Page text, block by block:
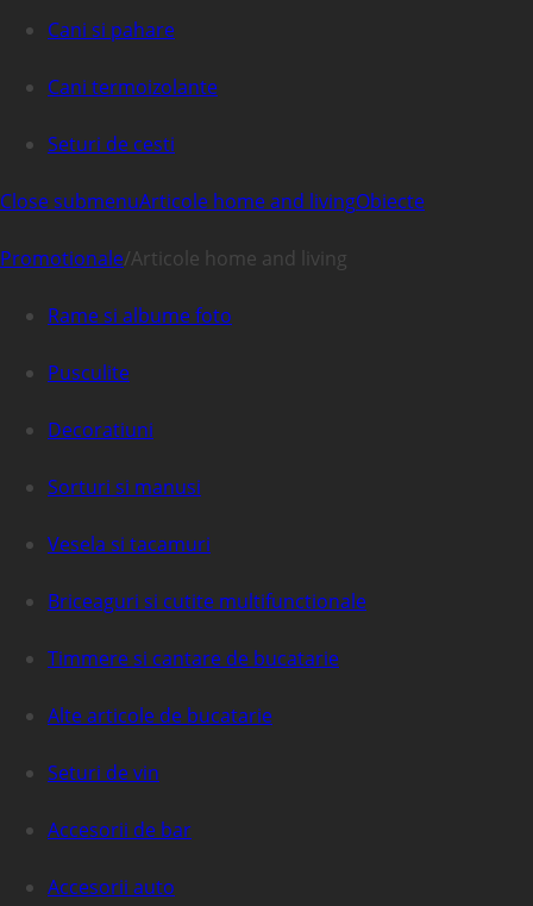
Cani si pahare
Cani termoizolante
Seturi de cesti
Close submenuArticole home and livingObiecte
Promotionale/Articole home and living
Rame si albume foto
Pusculite
Decoratiuni
Sorturi si manusi
Vesela si tacamuri
Briceaguri si cutite multifunctionale
Timmere si cantare de bucatarie
Alte articole de bucatarie
Seturi de vin
Accesorii de bar
Accesorii auto